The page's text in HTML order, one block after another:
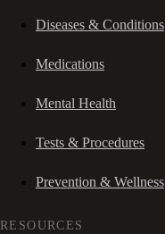
Diseases & Conditions
Medications
Mental Health
Tests & Procedures
Prevention & Wellness
RESOURCES